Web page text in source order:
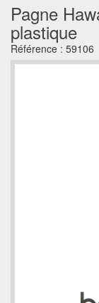
Pagne
plastique
Référence : 59106